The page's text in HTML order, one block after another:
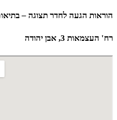
לחדר תצוגה – בתיאום מראש
יהודה